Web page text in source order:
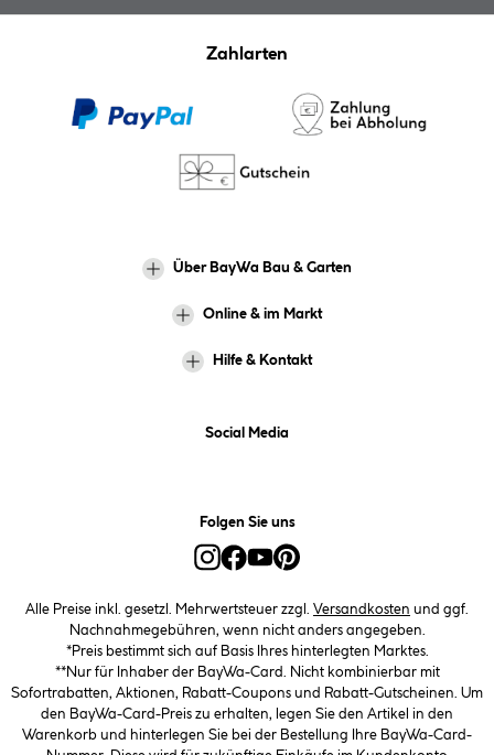
Zahlarten
Über BayWa Bau & Garten
Online & im Markt
Hilfe & Kontakt
Social Media
Folgen Sie uns
Alle Preise inkl. gesetzl. Mehrwertsteuer zzgl. Versandkosten und ggf.
Nachnahmegebühren, wenn nicht anders angegeben.
*Preis bestimmt sich auf Basis Ihres hinterlegten Marktes.
**Nur für Inhaber der BayWa-Card. Nicht kombinierbar mit
Sofortrabatten, Aktionen, Rabatt-Coupons und Rabatt-Gutscheinen. Um
den BayWa-Card-Preis zu erhalten, legen Sie den Artikel in den
Warenkorb und hinterlegen Sie bei der Bestellung Ihre BayWa-Card-